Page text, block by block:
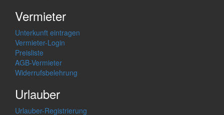
Vermieter
Unterkunft eintragen
Vermieter-Login
Preisliste
AGB-Vermieter
Widerrufsbelehrung
Urlauber
Urlauber-Registrierung